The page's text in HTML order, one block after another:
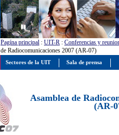
Pagína principal : UIT-R : Conferencias y
de Radiocomunicaciones 2007 (AR-07)
Asamblea de
(AR-
Sectores de la UIT Sala de prensa